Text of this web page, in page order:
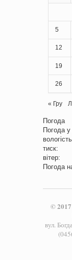
5
12
19
26
« Гру
Погода
Погода у
тиск:
вітер:
Погода
© 2017
вул.